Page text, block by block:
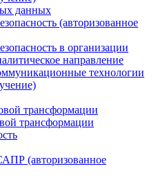
данных
(авторизованное
в организации
направление
технологии
трансформации
трансформации
(авторизованное